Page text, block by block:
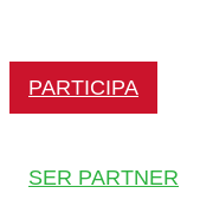
PARTICIPA
SER PARTNER